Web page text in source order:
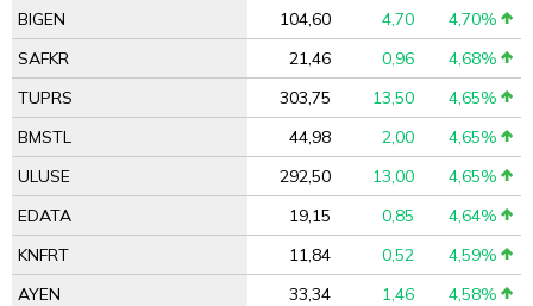
BIGEN
104,60 4,70
4,70%
SAFKR
21,46 0,96
4,68%
TUPRS
303,75 13,50
4,65%
BMSTL
44,98 2,00
4,65%
ULUSE
292,50 13,00
4,65%
EDATA
19,15 0,85
4,64%
KNFRT
11,84 0,52
4,59%
AYEN
33,34 1,46
4,58%